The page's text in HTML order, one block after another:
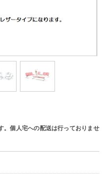
個人宅への配送は行っておりませ